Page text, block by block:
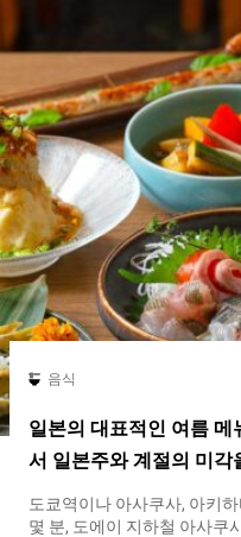
고 즐거운 기분을 만들어 줍
메뉴가 된 것이 『후루츠 파
려한 모습은, 많은 사람을 행
『후루츠 파르페（Fruit
사용된 과일은 １３종류. 계
니다. 취재로 방문한 ２０２
오렌지,...
음식
일본의 대표적인 여름
서 일본주와 계절의 미각
도쿄역이나 아사쿠사, 아키
몇 분, 도에이 지하철 아사쿠